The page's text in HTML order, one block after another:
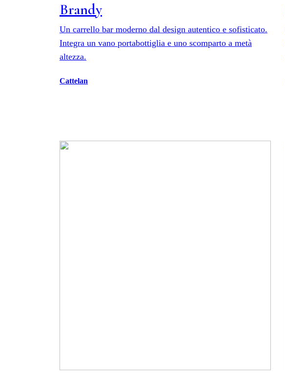
Brandy
Un carrello bar moderno dal design autentico e sofisticato.
Integra un vano portabottiglia e uno scomparto a metà
altezza.
Cattelan